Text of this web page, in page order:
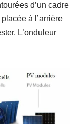
d’un cadre
à l’arrière
L’onduleur